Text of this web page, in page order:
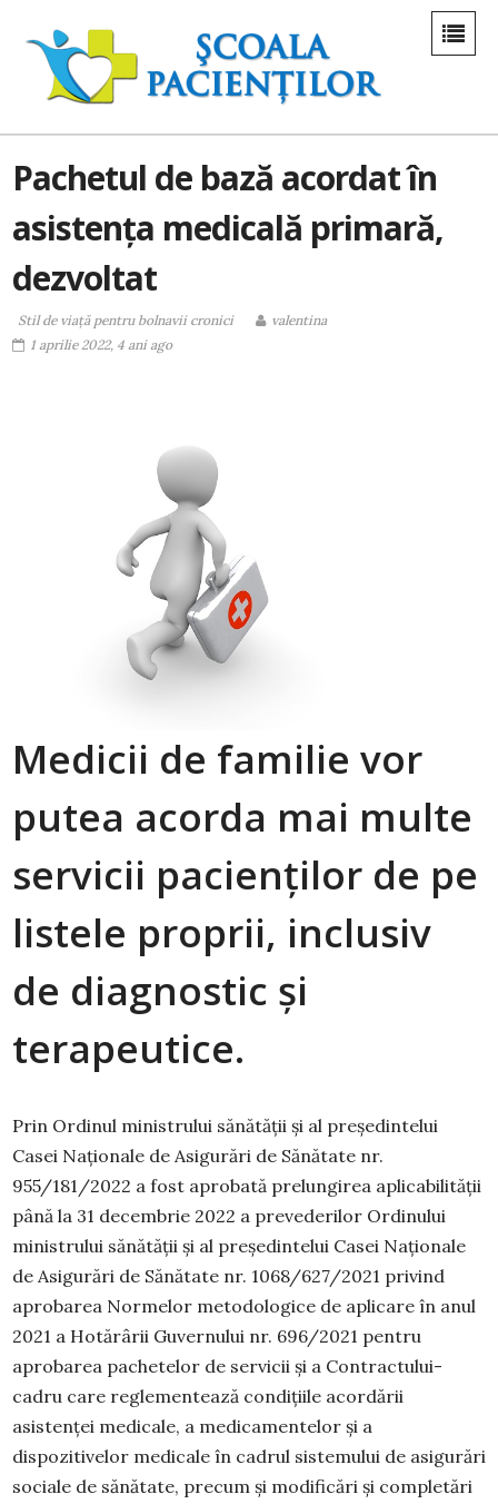
Pachetul de bază acordat în
asistența medicală primară,
dezvoltat
Stil de viaţă pentru bolnavii cronici
valentina
1 aprilie 2022, 4 ani ago
Medicii de familie vor
putea acorda mai multe
servicii pacienților de pe
listele proprii, inclusiv
de diagnostic și
terapeutice.
Prin Ordinul ministrului sănătăţii şi al preşedintelui
Casei Naţionale de Asigurări de Sănătate nr.
955/181/2022 a fost aprobată prelungirea aplicabilității
până la 31 decembrie 2022 a prevederilor Ordinului
ministrului sănătăţii şi al preşedintelui Casei Naţionale
de Asigurări de Sănătate nr. 1068/627/2021 privind
aprobarea Normelor metodologice de aplicare în anul
2021 a Hotărârii Guvernului nr. 696/2021 pentru
aprobarea pachetelor de servicii şi a Contractului-
cadru care reglementează condiţiile acordării
asistenţei medicale, a medicamentelor şi a
dispozitivelor medicale în cadrul sistemului de asigurări
sociale de sănătate, precum și modificări și completări